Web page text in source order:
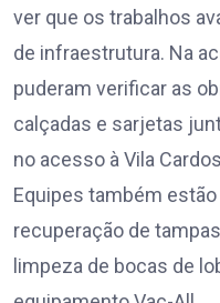
ver que os trabalhos
de infraestrutura. Na
puderam verificar as
calçadas e sarjetas
no acesso à Vila
Equipes também
recuperação de
limpeza de bocas de